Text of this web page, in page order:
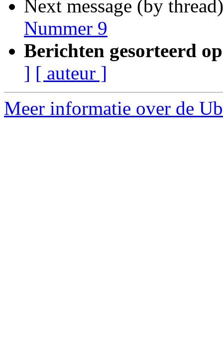
Next message (by
Nummer 9
Berichten gesorteerd
] [ auteur ]
Meer informatie over de